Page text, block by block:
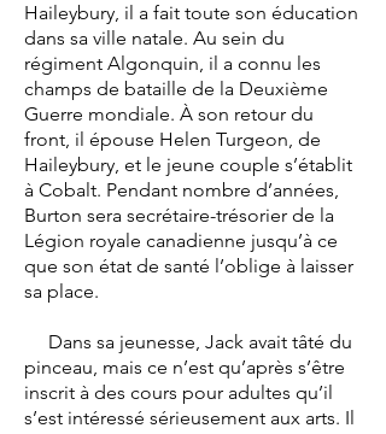
Haileybury, il a fait toute son éducation
dans sa ville natale. Au sein du
régiment Algonquin, il a connu les
champs de bataille de la Deuxième
Guerre mondiale. À son retour du
front, il épouse Helen Turgeon, de
Haileybury, et le jeune couple s’établit
à Cobalt. Pendant nombre d’années,
Burton sera secrétaire-trésorier de la
Légion royale canadienne jusqu’à ce
que son état de santé l’oblige à laisser
sa place.
Dans sa jeunesse, Jack avait tâté du
pinceau, mais ce n’est qu’après s’être
inscrit à des cours pour adultes qu’il
s’est intéressé sérieusement aux arts. Il